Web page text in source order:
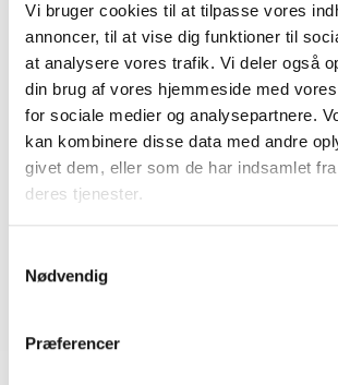
Vi bruger cookies til at tilpasse vores
annoncer, til at vise dig funktioner til
at analysere vores trafik. Vi deler også
din brug af vores hjemmeside med
for sociale medier og analysepartnere.
kan kombinere disse data med andre
givet dem, eller som de har indsamlet
deres tjenester.
Nødvendig
Præferencer
Kontakt
Bent
Adm. direktør
Tlf: 28 88 18 77